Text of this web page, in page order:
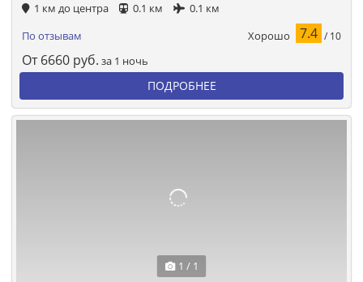
1 км до центра 0.1 км
0.1 км
По отзывам
Хорошо 7.4 / 10
От 6660 руб. за 1 ночь
ПОДРОБНЕЕ
1 / 1